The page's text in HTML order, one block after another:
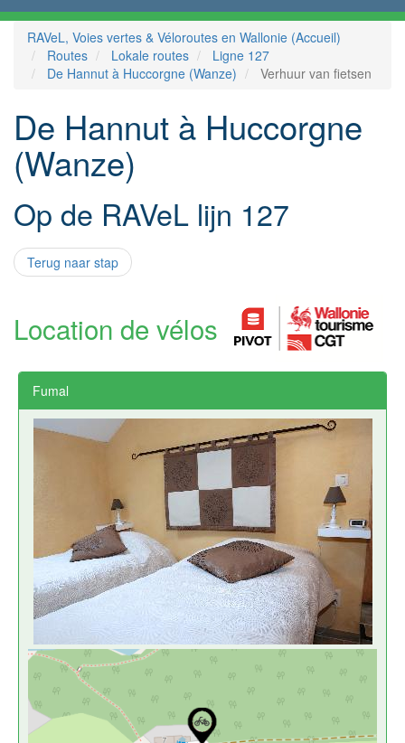
RAVeL, Voies vertes & Véloroutes en Wallonie (Accueil)
Routes
Lokale routes
Ligne 127
De Hannut à Huccorgne (Wanze)
Verhuur van fietsen
De Hannut à Huccorgne
(Wanze)
Op de RAVeL lijn 127
Terug naar stap
Location de vélos
Fumal